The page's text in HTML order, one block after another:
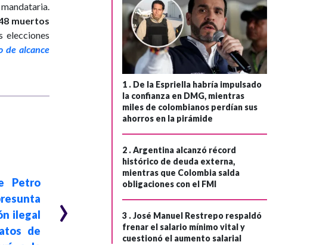
muertos
elecciones
de alcance
Petro
ilegal
de
AMAZONÍA
Hace 3 meses
Gobierno exige
por el asesinato
de colombiano de
›
1 . De la Espriella habría impulsado
la confianza en DMG, mientras
miles de colombianos perdían sus
ahorros en la pirámide
2 .Argentina alcanzó récord
histórico de deuda externa,
mientras que Colombia salda
obligaciones con el FMI
3 .José Manuel Restrepo respaldó
frenar el salario mínimo vital y
cuestionó el aumento salarial